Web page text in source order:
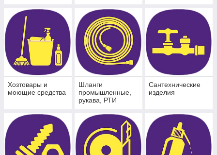
Хозтовары и
моющие средства
Шланги
промышленные,
рукава, РТИ
Сантехнические
изделия